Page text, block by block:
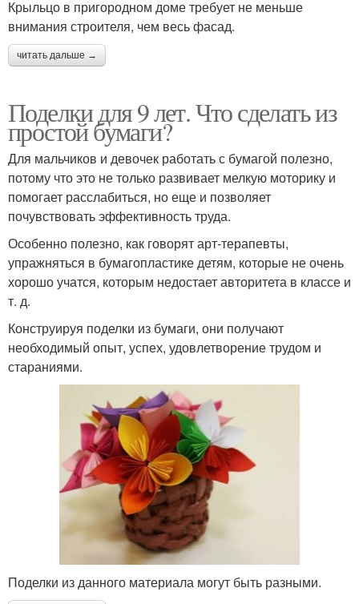
Крыльцо в пригородном доме требует не меньше
внимания строителя, чем весь фасад.
читать дальше →
Поделки для 9 лет. Что сделать из
простой бумаги?
Для мальчиков и девочек работать с бумагой полезно,
потому что это не только развивает мелкую моторику и
помогает расслабиться, но еще и позволяет
почувствовать эффективность труда.
Особенно полезно, как говорят арт-терапевты,
упражняться в бумагопластике детям, которые не очень
хорошо учатся, которым недостает авторитета в классе и
т. д.
Конструируя поделки из бумаги, они получают
необходимый опыт, успех, удовлетворение трудом и
стараниями.
Поделки из данного материала могут быть разными.